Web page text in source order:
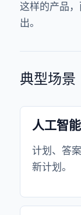
这样的产品
出。
典型场景
人工智
计划、答
新计划。